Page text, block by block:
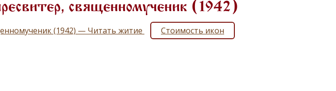
священномученик (1942)
(1942) — Читать житие Стоимость икон